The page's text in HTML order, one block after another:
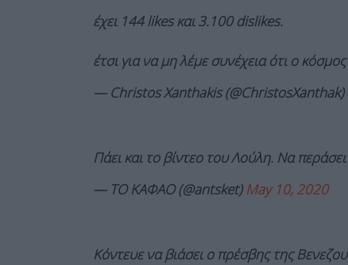
έχει 144 likes και 3.100 dislikes.
έτσι για να μη λέμε συνέχεια ότι ο
— Christos Xanthakis (@ChristosXanthak)
Πάει και το βίντεο του Λούλη. Να
— TO ΚΑΦΑΟ (@antsket) May 10, 2020
Κόντευε να βιάσει ο πρέσβης της